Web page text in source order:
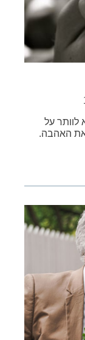
לוותר על
את האהבה.